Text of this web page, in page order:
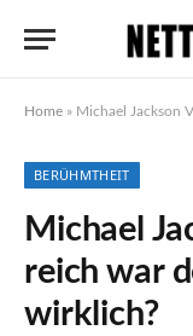
Home » Michael Jackson
BERÜHMTHEIT
Michael
reich war
wirklich?